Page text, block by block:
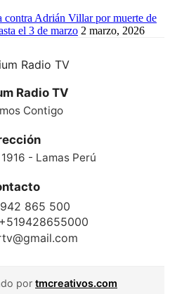
Adrián Villar por muerte de
el 3 de marzo 2 marzo, 2026
Radio TV
Contigo
- Lamas Perú
865 500
+519428655000
por tmcreativos.com